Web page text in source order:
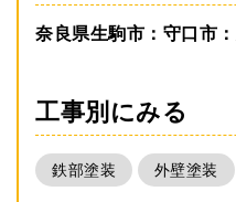
奈良県生駒市 守口市
工事別にみる
鉄部塗装 外壁塗装